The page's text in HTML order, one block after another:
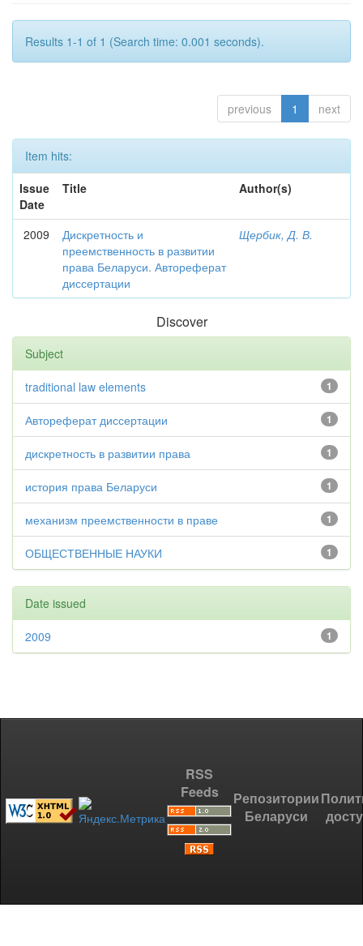
Results 1-1 of 1 (Search time: 0.001 seconds).
previous 1 next
Item hits:
Issue
Date
Title Author(s)
2009
Дискретность и
преемственность в развитии
права Беларуси. Автореферат
диссертации
Щербик, Д. В.
Discover
Subject
1
traditional law elements
1
Автореферат диссертации
1
дискретность в развитии права
1
история права Беларуси
1
механизм преемственности в праве
1
ОБЩЕСТВЕННЫЕ НАУКИ
Date issued
1
2009
RSS
Feeds
Репозитории
Беларуси